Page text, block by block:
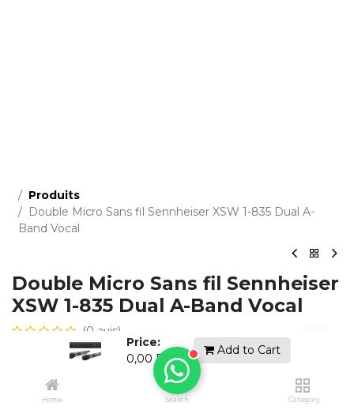
Price:
0,00 DH
Add to Cart
Home Search Category
Produits
Double Micro Sans fil Sennheiser XSW 1-835 Dual A-
Band Vocal
Double Micro Sans fil Sennheiser
XSW 1-835 Dual A-Band Vocal
(0 avis)
Demandez un devis gratuit
Ajouter à la li​ste de souhaits